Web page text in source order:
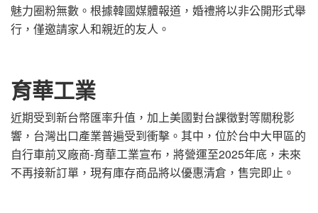
魅力圈粉無數。根據韓國媒體報道，婚禮將以非公開形式舉
行，僅邀請家人和親近的友人。
育華工業
近期受到新台幣匯率升值，加上美國對台課徵對等關稅影
響，台灣出口產業普遍受到衝擊。其中，位於台中大甲區的
自行車前叉廠商-育華工業宣布，將營運至2025年底，未來
不再接新訂單，現有庫存商品將以優惠清倉，售完即止。